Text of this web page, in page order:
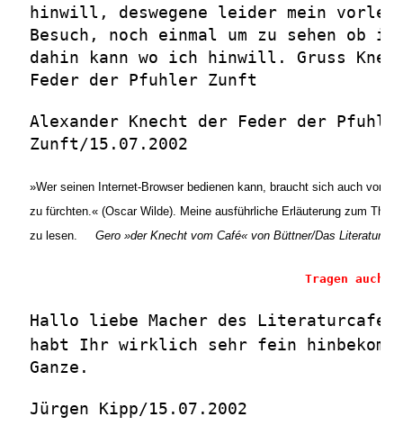
hinwill, deswegene leider mein
Besuch, noch einmal um zu sehen ob
dahin kann wo ich hinwill. Gruss
Feder der Pfuhler Zunft
Alexander Knecht der Feder der
Zunft/15.07.2002
»Wer seinen Internet-Browser bedienen kann, braucht sich auch vor
zu fürchten.« (Oscar Wilde). Meine ausführliche Erläuterung zum
zu lesen. Gero »der Knecht vom Café« von Büttner/Das Literatur-
Tragen auch
Hallo liebe Macher des
habt Ihr wirklich sehr fein
Ganze.
Jürgen Kipp/15.07.2002